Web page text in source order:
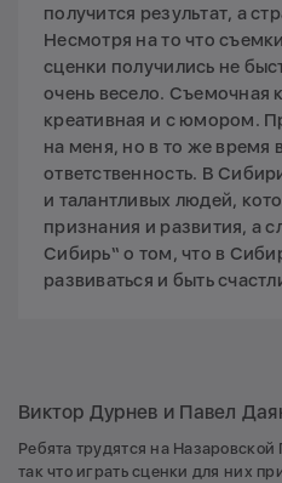
получится результат, а
Несмотря на то что
сценки получились не
очень весело. Съемочная
креативная и с юмором.
на меня, но в то же время
ответственность. В
и талантливых людей,
признания и развития, а
Сибирь“ о том, что в
развиваться и быть
Виктор Дурнев и Павел
Ребята трудятся на
так что играть сценки для них